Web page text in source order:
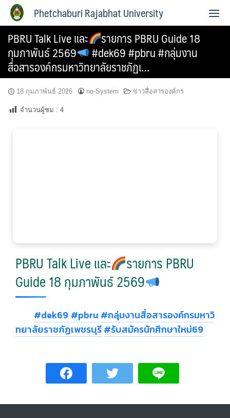
Phetchaburi Rajabhat University
PBRU Talk Live และ รายการ PBRU Guide 18
กุมภาพันธ์ 2569 #dek69 #pbru #กลุ่มงาน
สื่อสารองค์กรมหาวิทยาลัยราชภัฏเ…
18 กุมภาพันธ์ 2026 no-System ข่าวสื่อสารองค์กร
จำนวนผู้ชม : 4
PBRU Talk Live และ
รายการ PBRU
Guide 18 กุมภาพันธ์ 2569
#dek69 #pbru #กลุ่มงานสื่อสารองค์กรมหาวิ
ทยาลัยราชภัฏเพชรบุรี#รับสมัครนักศึกษาใหม่69